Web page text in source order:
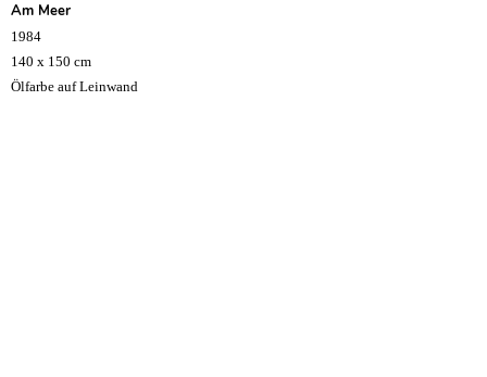
Am Meer
1984
140 x 150 cm
Ölfarbe auf Leinwand